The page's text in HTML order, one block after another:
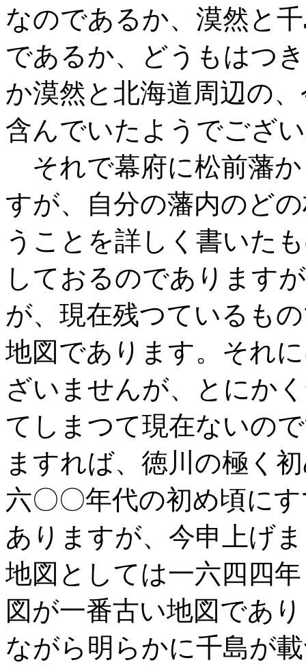
なのであるか、漠然と
であるか、どうもはつ
か漠然と北海道周辺の
含んでいたようでござ
それで幕府に松前藩
すが、自分の藩内のど
うことを詳しく書いた
しておるのであります
が、現在残つているも
地図であります。それ
ざいませんが、とにか
てしまつて現在ないの
ますれば、徳川の極く
六〇〇年代の初め頃に
ありますが、今申上げ
地図としては一六四四
図が一番古い地図であ
ながら明らかに千島が